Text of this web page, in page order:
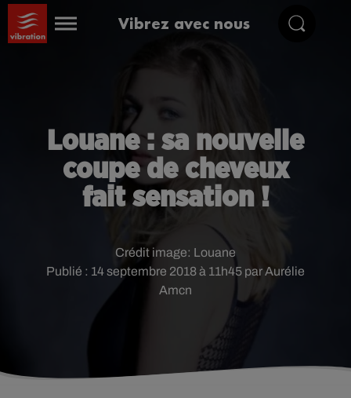
Vibrez avec nous
Louane : sa nouvelle
coupe de cheveux
fait sensation !
Publié : 14 septembre 2018 à 11h45 par Aurélie
Amcn
Crédit image: Louane